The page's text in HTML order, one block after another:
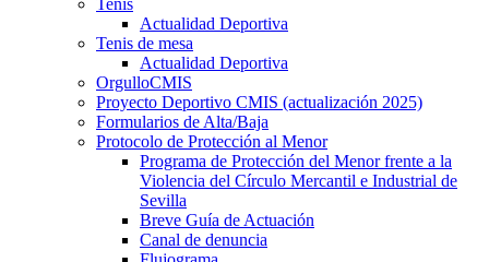
Tenis
Actualidad Deportiva
Tenis de mesa
Actualidad Deportiva
OrgulloCMIS
Proyecto Deportivo CMIS (actualización 2025)
Formularios de Alta/Baja
Protocolo de Protección al Menor
Programa de Protección del Menor frente a la
Violencia del Círculo Mercantil e Industrial de
Sevilla
Breve Guía de Actuación
Canal de denuncia